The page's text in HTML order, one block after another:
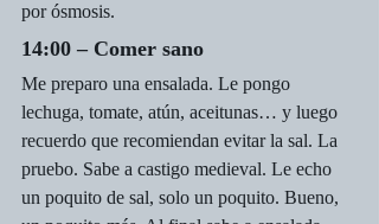
por ósmosis.
14:00 – Comer sano
Me preparo una ensalada. Le pongo
lechuga, tomate, atún, aceitunas… y luego
recuerdo que recomiendan evitar la sal. La
pruebo. Sabe a castigo medieval. Le echo
un poquito de sal, solo un poquito. Bueno,